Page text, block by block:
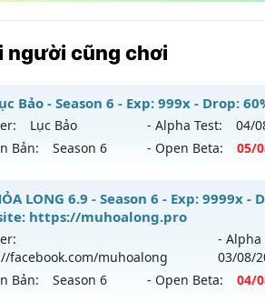
người cũng chơi
Bảo - Season 6 - Exp: 999x - Drop:
Lục Bảo - Alpha Test: 04/
Bản:
Season 6 - Open Beta: 05/
Lục Bảo - Miễn phí 99%
mới ra tháng 08 2026 - Mở máy chủ
999x - Drop: 60%
LONG 6.9 - Season 6 - Exp: 9999x -
https://muhoalong.pro
facebook.com/muhoalong
- Alpha
03/08/
Bản:
Season 6 - Open Beta: 04/